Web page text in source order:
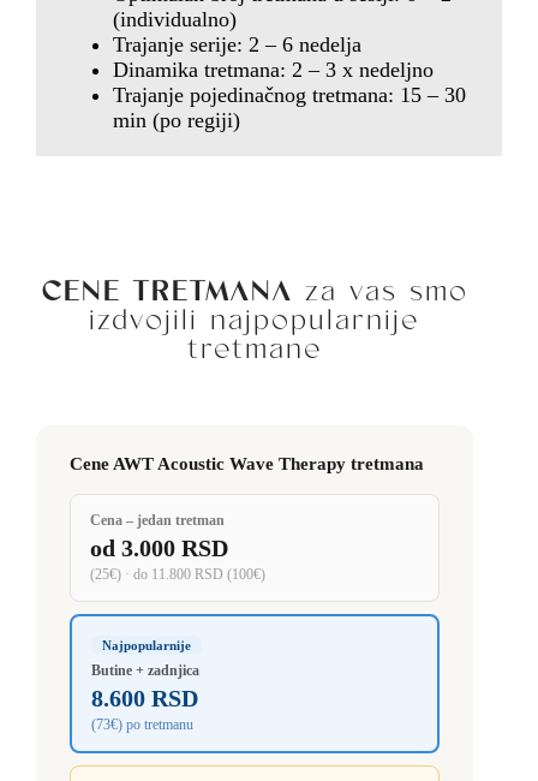
(individualno)
Trajanje serije: 2 – 6 nedelja
Dinamika tretmana: 2 – 3 x nedeljno
Trajanje pojedinačnog tretmana: 15 – 30
min (po regiji)
CENE TRETMANA za vas smo
izdvojili najpopularnije
tretmane
Cene AWT Acoustic Wave Therapy tretmana
Cena – jedan tretman
od 3.000 RSD
(25€) · do 11.800 RSD (100€)
Najpopularnije
Butine + zadnjica
8.600 RSD
(73€) po tretmanu